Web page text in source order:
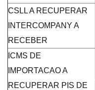
CSLL A RECUPERAR
INTERCOMPANY A
RECEBER
ICMS DE
IMPORTACAO A
RECUPERAR PIS DE